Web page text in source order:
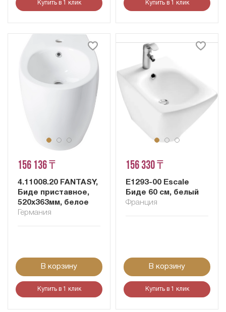
Купить в 1 клик Купить в 1 клик
156 136 ₸
4.11008.20 FANTASY,
Биде приставное,
520x363мм, белое
Германия
В корзину
Купить в 1 клик
156 330 ₸
E1293-00 Escale
Биде 60 см, белый
Франция
В корзину
Купить в 1 клик